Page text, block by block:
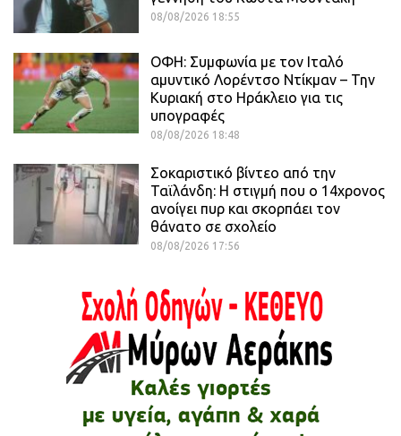
08/08/2026 18:55
ΟΦΗ: Συμφωνία με τον Ιταλό
αμυντικό Λορέντσο Ντίκμαν – Την
Κυριακή στο Ηράκλειο για τις
υπογραφές
08/08/2026 18:48
Σοκαριστικό βίντεο από την
Ταϊλάνδη: Η στιγμή που ο 14χρονος
ανοίγει πυρ και σκορπάει τον
θάνατο σε σχολείο
08/08/2026 17:56